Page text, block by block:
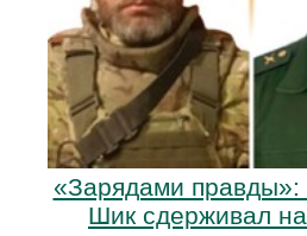
«Зарядами правды»:
Шик сдерживал